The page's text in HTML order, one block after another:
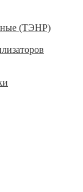
(ТЭНР)